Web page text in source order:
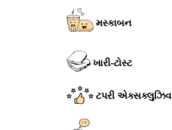
મસ્કાબન
ખારી-ટોસ્ટ
ટપરી એક્સક્લુઝિવ